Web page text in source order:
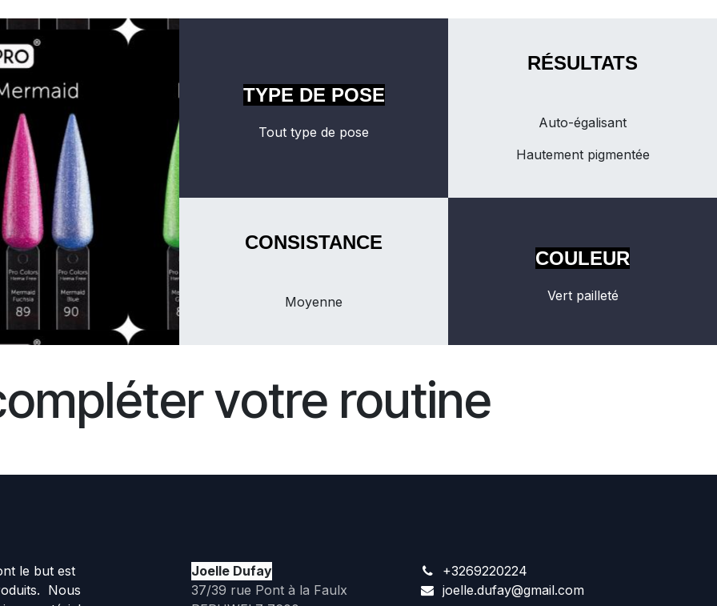
TYPE DE POSE
Tout type de pose
RÉSULTATS
Auto-égalisant
Hautement pigmentée
CONSISTANCE
Moyenne
COULEUR
Vert pailleté
votre routine
le but est
Nous
Joelle Dufay
37/39 rue Pont à la Faulx
+3269220224
joelle.dufay@gmail.com